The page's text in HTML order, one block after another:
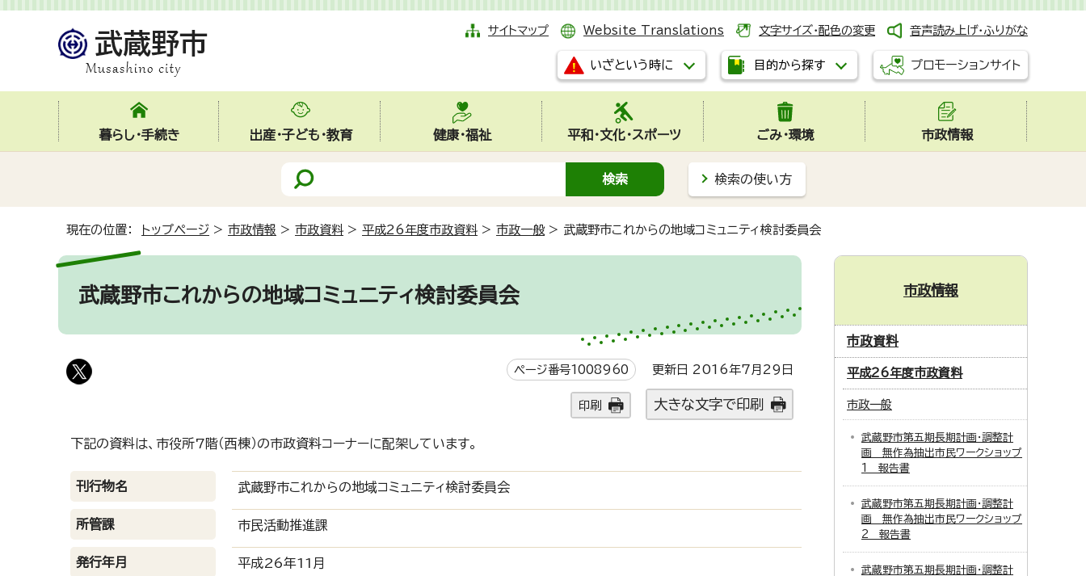
サイトマップ Website Translations 文字サイズ・配色の変更 音声読み上げ・ふりがな
いざという時に 目的から探す プロモーションサイト
暮らし・手続き 出産・子ども・教育 健康・福祉 平和・文化・スポーツ ごみ・環境 市政情報
検索の使い方
現在の位置： トップページ > 市政情報 > 市政資料 > 平成26年度市政資料 > 市政一般> 武蔵野市これからの地域コミュニティ検討委員会
武蔵野市これからの地域コミュニティ検討委員会
ページ番号1008960 更新日 2016年7月29日
印刷 大きな文字で印刷
下記の資料は、市役所7階（西棟）の市政資料コーナーに配架しています。
刊行物名 武蔵野市これからの地域コミュニティ検討委員会
所管課 市民活動推進課
発行年月 平成26年11月
市政情報
市政資料
平成26年度市政資料
市政一般
武蔵野市第五期長期計画・調整計
画 無作為抽出市民ワークショップ
1 報告書
武蔵野市第五期長期計画・調整計
画 無作為抽出市民ワークショップ
2 報告書
武蔵野市第五期長期計画・調整計